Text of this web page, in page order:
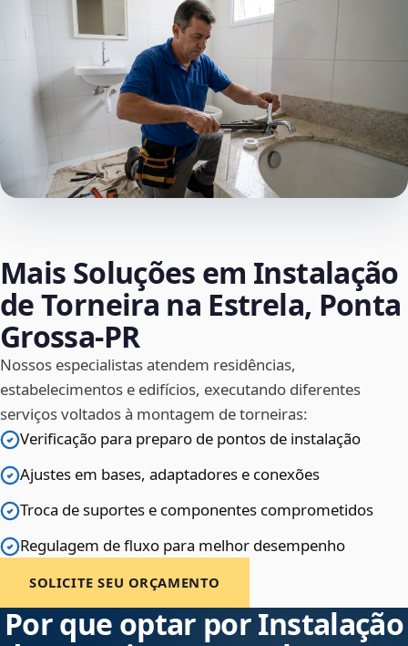
Mais Soluções em Instalação
de Torneira na Estrela, Ponta
Grossa‑PR
Nossos especialistas atendem residências,
estabelecimentos e edifícios, executando diferentes
serviços voltados à montagem de torneiras:
Verificação para preparo de pontos de instalação
Ajustes em bases, adaptadores e conexões
Troca de suportes e componentes comprometidos
Regulagem de fluxo para melhor desempenho
SOLICITE SEU ORÇAMENTO
Por que optar por Instalação